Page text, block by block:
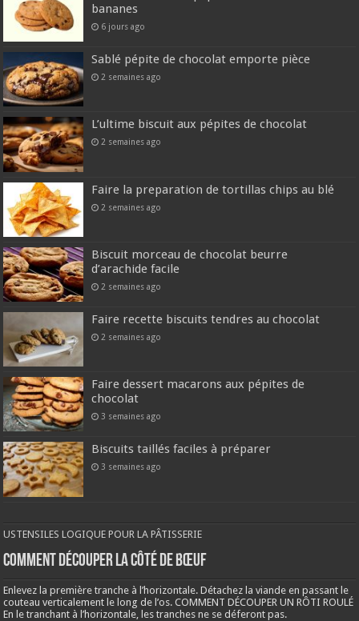
bananes
6 jours ago
Sablé pépite de chocolat emporte pièce
2 semaines ago
L’ultime biscuit aux pépites de chocolat
2 semaines ago
Faire la preparation de tortillas chips au blé
2 semaines ago
Biscuit morceau de chocolat beurre
d’arachide facile
2 semaines ago
Faire recette biscuits tendres au chocolat
2 semaines ago
Faire dessert macarons aux pépites de
chocolat
3 semaines ago
Biscuits taillés faciles à préparer
3 semaines ago
USTENSILES LOGIQUE POUR LA PÂTISSERIE
COMMENT DÉCOUPER LA CÔTÉ DE BŒUF
Enlevez la première tranche à l’horizontale. Détachez la viande en passant le
couteau verticalement le long de l’os. COMMENT DÉCOUPER UN RÔTI ROULÉ
En le tranchant à l’horizontale, les tranches ne se déferont pas.